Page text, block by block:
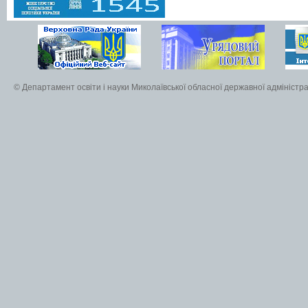
© Департамент освіти і науки Миколаївської обласної державної